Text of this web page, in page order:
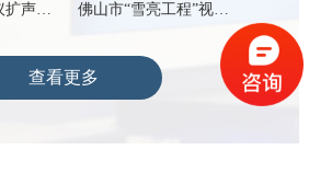
扩声… 佛山市“雪亮工程”视…
查看更多